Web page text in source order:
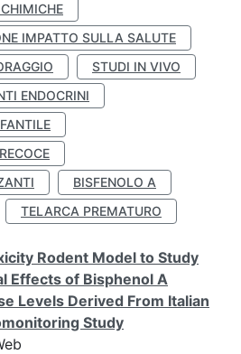
IMPATTO SULLA SALUTE
STUDI IN VIVO
ENDOCRINI
BISFENOLO A
TELARCA PREMATURO
Rodent Model to Study
Effects of Bisphenol A
Levels Derived From Italian
Study